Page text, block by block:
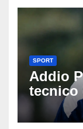
SPORT
Addio
tecnico
scritto
del